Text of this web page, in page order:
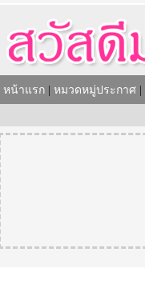
หน้าแรก หมวดหมู่ประกาศ